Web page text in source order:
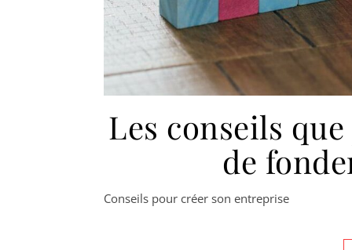
Les conseils
de
Conseils pour créer son entreprise